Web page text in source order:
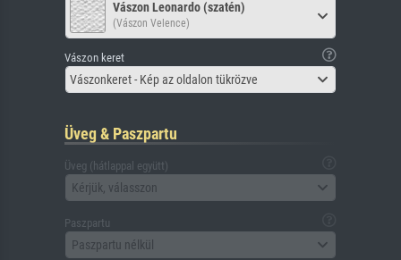
Vászon Leonardo (szatén)
(Vászon Velence)
Vászon keret
Vászonkeret - Kép az oldalon tükrözve
Üveg & Paszpartu
Üveg (hátlappal együtt)
Kérjük, válasszon
Paszpartu
Paszpartu nélkül